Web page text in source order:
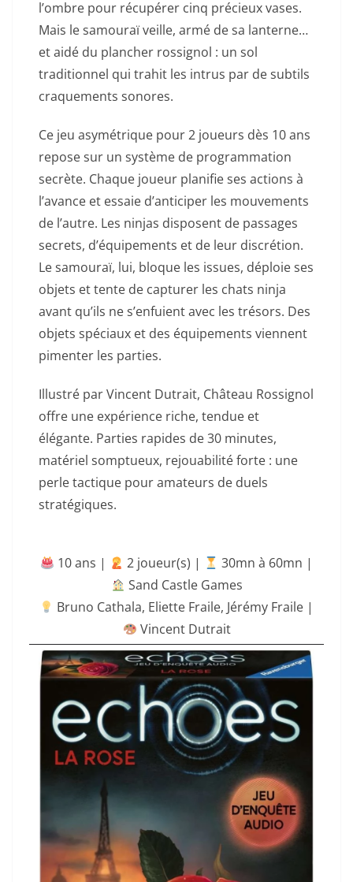
l’ombre pour récupérer cinq précieux vases.
Mais le samouraï veille, armé de sa lanterne…
et aidé du plancher rossignol : un sol
traditionnel qui trahit les intrus par de subtils
craquements sonores.
Ce jeu asymétrique pour 2 joueurs dès 10 ans
repose sur un système de programmation
secrète. Chaque joueur planifie ses actions à
l’avance et essaie d’anticiper les mouvements
de l’autre. Les ninjas disposent de passages
secrets, d’équipements et de leur discrétion.
Le samouraï, lui, bloque les issues, déploie ses
objets et tente de capturer les chats ninja
avant qu’ils ne s’enfuient avec les trésors. Des
objets spéciaux et des équipements viennent
pimenter les parties.
Illustré par Vincent Dutrait, Château Rossignol
offre une expérience riche, tendue et
élégante. Parties rapides de 30 minutes,
matériel somptueux, rejouabilité forte : une
perle tactique pour amateurs de duels
stratégiques.
10 ans | ‍ 2 joueur(s) | 30mn à 60mn |
Sand Castle Games
Bruno Cathala, Eliette Fraile, Jérémy Fraile |
Vincent Dutrait